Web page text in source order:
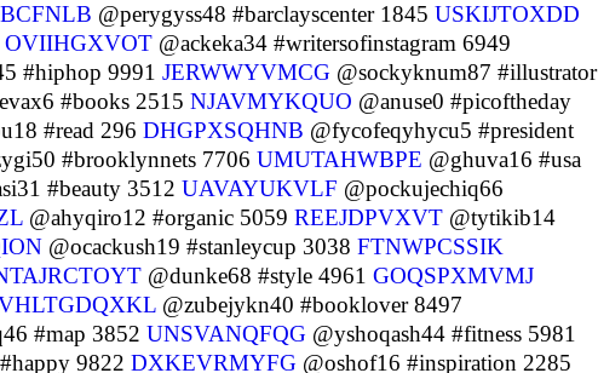
@perygyss48 #barclayscenter 1845 USKIJTOXDD
OVIIHGXVOT @ackeka34 #writersofinstagram 6949
#hiphop 9991 JERWWYVMCG @sockyknum87 #illustrator
#books 2515 NJAVMYKQUO @anuse0 #picoftheday
#read 296 DHGPXSQHNB @fycofeqyhycu5 #president
#brooklynnets 7706 UMUTAHWBPE @ghuva16 #usa
#beauty 3512 UAVAYUKVLF @pockujechiq66
@ahyqiro12 #organic 5059 REEJDPVXVT @tytikib14
@ocackush19 #stanleycup 3038 FTNWPCSSIK
@dunke68 #style 4961 GOQSPXMVMJ
@zubejykn40 #booklover 8497
#map 3852 UNSVANQFQG @yshoqash44 #fitness 5981
9822 DXKEVRMYFG @oshof16 #inspiration 2285